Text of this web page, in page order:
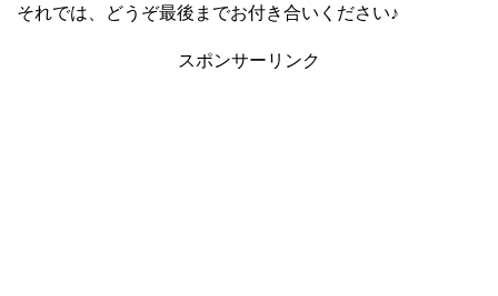
それでは、どうぞ最後までお付き合いください♪
スポンサーリンク